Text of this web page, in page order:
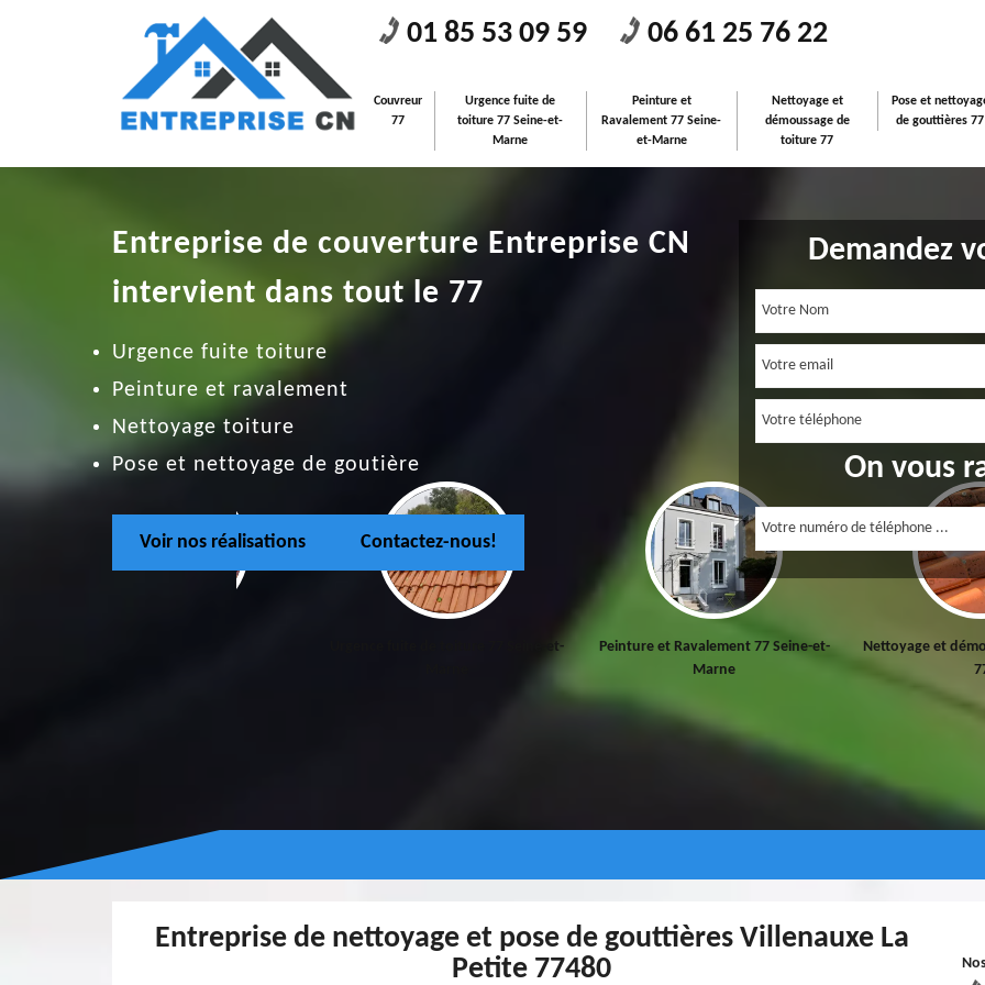
01 85 53 09 59 06 61 25 76 22
Couvreur
77
Urgence fuite de
toiture 77 Seine-et-
Marne
Peinture et
Ravalement 77 Seine-
et-Marne
Nettoyage et
démoussage de
toiture 77
Pose et
de gouttières 77
Entreprise de couverture Entreprise CN
intervient dans tout le 77
Urgence fuite toiture
Peinture et ravalement
Nettoyage toiture
Pose et nettoyage de goutière
Voir nos réalisations Contactez-nous!
Demandez
On vous
Urgence fuite de toiture 77 Seine-et-
Peinture et Ravalement 77 Seine-et-
Marne
Nettoyage et
Entreprise de nettoyage et pose de gouttières Villenauxe La
Petite 77480